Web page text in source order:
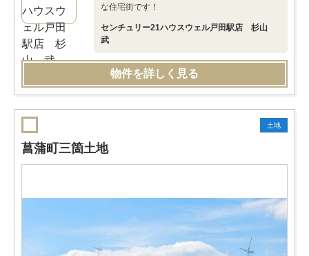
な住宅街です！
センチュリー21ハウスウェル戸田駅店 杉山
武
物件を詳しく見る
土地
菖蒲町三箇土地